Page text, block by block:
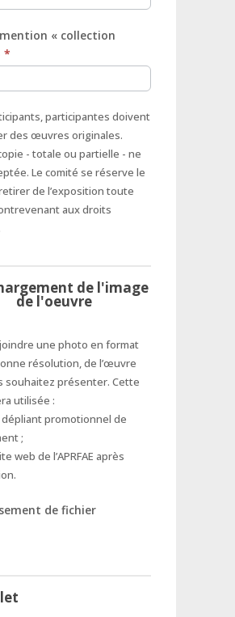
« collection
*
participantes doivent
des œuvres originales.
- totale ou partielle - ne
Le comité se réserve le
de l’exposition toute
aux droits
de l'image
de l'oeuvre
une photo en format
résolution, de l’œuvre
souhaitez présenter. Cette
utilisée :
dépliant promotionnel de
;
web de l’APRFAE après
de fichier